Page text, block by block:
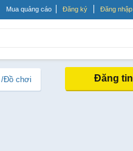
Mua quảng cáo Đăng ký Đăng nhập
/Đồ chơi Đăng tin